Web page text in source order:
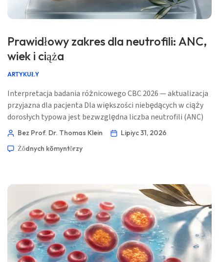
Prawidłowy zakres dla neutrofili: ANC,
wiek i ciąża
ARTYKUŁY
Interpretacja badania różnicowego CBC 2026 — aktualizacja
przyjazna dla pacjenta Dla większości niebędących w ciąży
dorosłych typowa jest bezwzględna liczba neutrofili (ANC)
1,5–7,5 × 10⁹/l, natomiast neutrofile najczęściej stanowią
niedawna infekcja oraz całkowita liczba białych krwinek
Bez Prof. Dr. Thomas Klein
Lipiyc 31, 2026
Żŏdnych kōmyntŏrzy